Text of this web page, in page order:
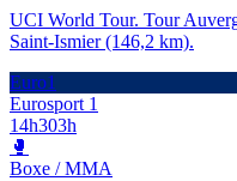
UCI World Tour. Tour
Saint-Ismier (146,2 km).
Euro1
Eurosport 1
14h303h
🥊
Boxe / MMA